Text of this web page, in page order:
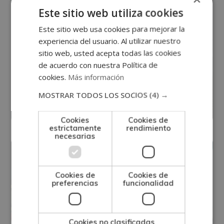
Evaluación Online
Adiós a los desplazamientos obligatorios
para la evaluación final. Con nuestra
metodología de estudio online o a distancia
no deberás desplazarte para examinarte.
Elegir Grupo Tarraco Formación es elegir
flexibilidad.
Estancias
Formativas
En Grupo Tarraco Formación puedes realizar
un periodo de estancias formativas en
empresas. Afianza tus conocimientos
Este sitio web utiliza cookies
Este sitio web usa cookies para mejorar la
experiencia del usuario. Al utilizar nuestro
sitio web, usted acepta todas las cookies
de acuerdo con nuestra Política de
cookies. Más información
MOSTRAR TODOS LOS SOCIOS (4) →
Cookies
estrictamente
necesarias
Cookies de
rendimiento
Cookies de
preferencias
Cookies de
funcionalidad
Cookies no clasificadas